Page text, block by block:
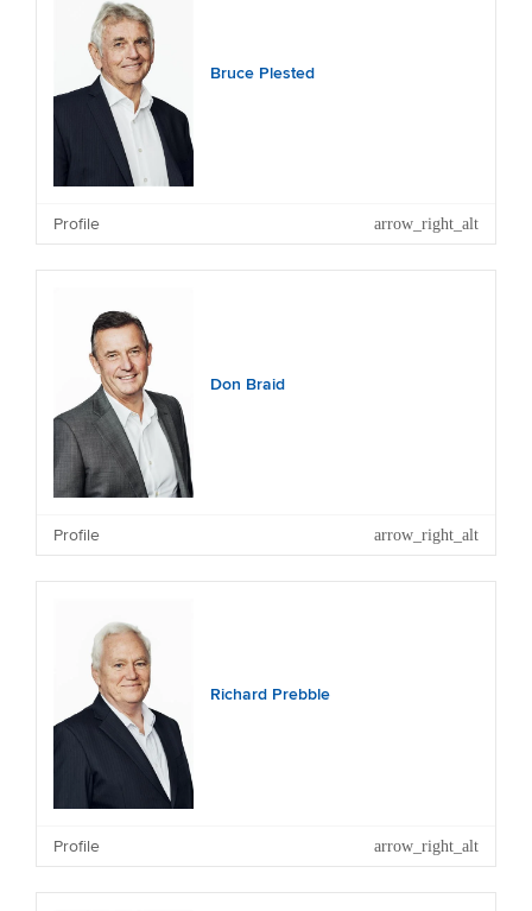
Bruce Plested
Profile
Don Braid
Profile
Richard Prebble
Profile